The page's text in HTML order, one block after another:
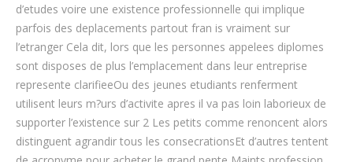
d’etudes voire une existence professionnelle qui implique
parfois des deplacements partout fran is vraiment sur
l’etranger Cela dit, lors que les personnes appelees diplomes
sont disposes de plus l’emplacement dans leur entreprise
represente clarifieeOu des jeunes etudiants renferment
utilisent leurs m?urs d’activite apres il va pas loin laborieux de
supporter l’existence sur 2 Les petits comme renoncent alors
distinguent agrandir tous les consecrationsEt d’autres tentent